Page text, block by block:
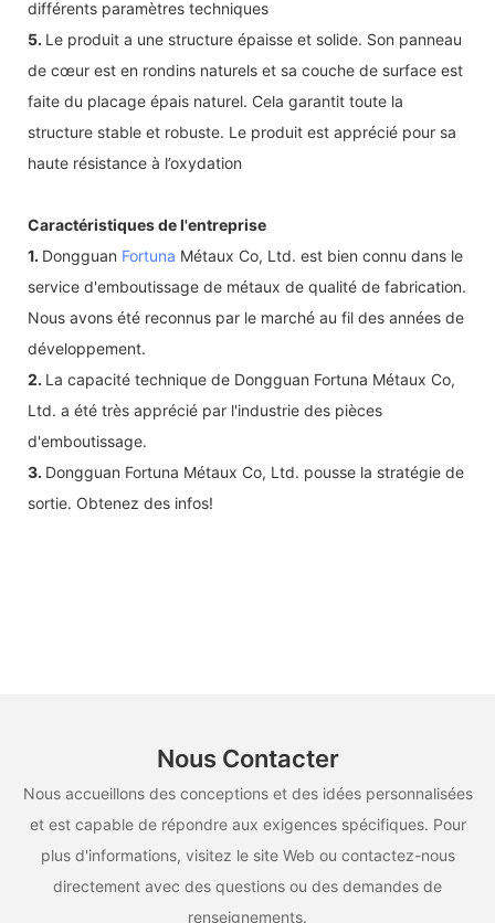
différents paramètres techniques
5. Le produit a une structure épaisse et solide. Son panneau
de cœur est en rondins naturels et sa couche de surface est
faite du placage épais naturel. Cela garantit toute la
structure stable et robuste. Le produit est apprécié pour sa
haute résistance à l’oxydation
Caractéristiques de l'entreprise
1. Dongguan Fortuna Métaux Co, Ltd. est bien connu dans le
service d'emboutissage de métaux de qualité de fabrication.
Nous avons été reconnus par le marché au fil des années de
développement.
2. La capacité technique de Dongguan Fortuna Métaux Co,
Ltd. a été très apprécié par l'industrie des pièces
d'emboutissage.
3. Dongguan Fortuna Métaux Co, Ltd. pousse la stratégie de
sortie. Obtenez des infos!
Nous Contacter
Nous accueillons des conceptions et des idées personnalisées
et est capable de répondre aux exigences spécifiques. Pour
plus d'informations, visitez le site Web ou contactez-nous
directement avec des questions ou des demandes de
renseignements.